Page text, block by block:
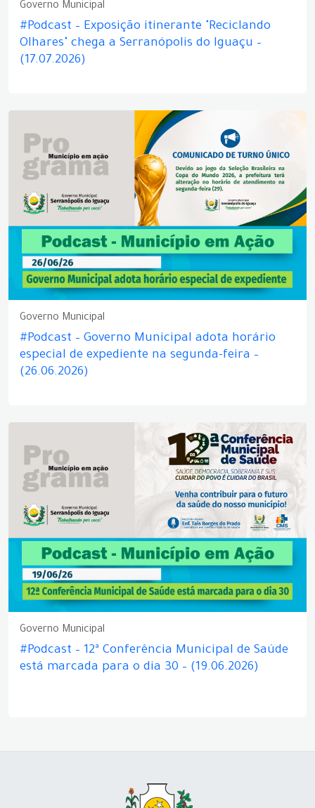
Governo Municipal
#Podcast – Exposição itinerante "Reciclando
Olhares" chega a Serranópolis do Iguaçu –
(17.07.2026)
Governo Municipal
#Podcast – Governo Municipal adota horário
especial de expediente na segunda-feira –
(26.06.2026)
Governo Municipal
#Podcast – 12ª Conferência Municipal de Saúde
está marcada para o dia 30 – (19.06.2026)